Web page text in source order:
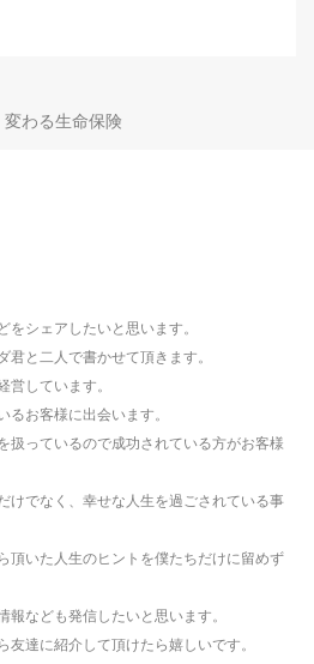
わる生命保険
をシェアしたいと思います。
と二人で書かせて頂きます。
営しています。
お客様に出会います。
扱っているので成功されている方がお客様
けでなく、幸せな人生を過ごされている事
頂いた人生のヒントを僕たちだけに留めず
なども発信したいと思います。
友達に紹介して頂けたら嬉しいです。